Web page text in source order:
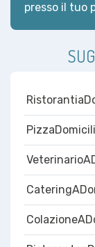
presso il tuo